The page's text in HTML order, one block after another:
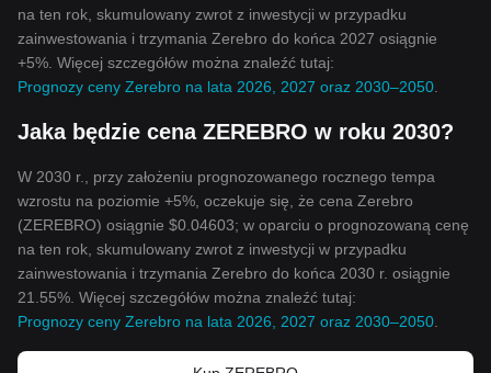
na ten rok, skumulowany zwrot z inwestycji w przypadku
zainwestowania i trzymania Zerebro do końca 2027 osiągnie
+5%. Więcej szczegółów można znaleźć tutaj:
Prognozy ceny Zerebro na lata 2026, 2027 oraz 2030–2050
Jaka będzie cena ZEREBRO w roku 2030?
W 2030 r., przy założeniu prognozowanego rocznego tempa
wzrostu na poziomie +5%, oczekuje się, że cena Zerebro
(ZEREBRO) osiągnie $0.04603; w oparciu o prognozowaną cenę
na ten rok, skumulowany zwrot z inwestycji w przypadku
zainwestowania i trzymania Zerebro do końca 2030 r. osiągnie
21.55%. Więcej szczegółów można znaleźć tutaj:
Prognozy ceny Zerebro na lata 2026, 2027 oraz 2030–2050